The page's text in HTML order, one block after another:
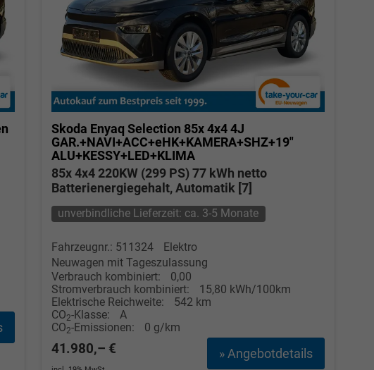
Skoda Enyaq Selection 85x 4x4 4J
GAR.+NAVI+ACC+eHK+KAMERA+SHZ+19"
ALU+KESSY+LED+KLIMA
85x 4x4 220KW (299 PS) 77 kWh netto
Batterienergiegehalt, Automatik [7]
unverbindliche Lieferzeit: ca. 3-5 Monate
Fahrzeugnr.: 511324
Elektro
Neuwagen mit Tageszulassung
Verbrauch kombiniert:
0,00
Stromverbrauch kombiniert:
15,80 kWh/100km
Elektrische Reichweite:
542 km
CO2-Klasse:
A
CO2-Emissionen: 0 g/km
» Angebotdetails
41.980,– €